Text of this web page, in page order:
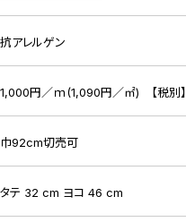
抗アレルゲン
1,000円／ｍ(1,090円／㎡) 【税別】
巾92cm切売可
タテ 32 cm ヨコ 46 cm